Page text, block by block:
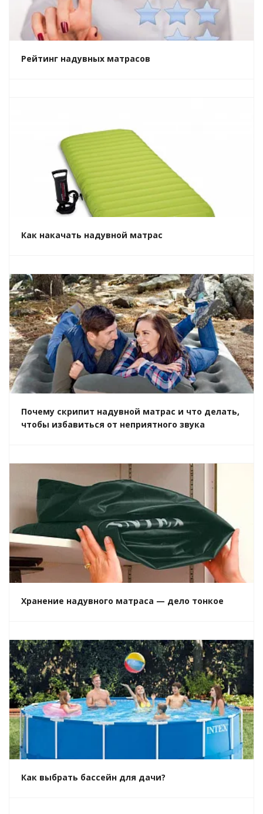
Рейтинг надувных матрасов
Как накачать надувной матрас
Почему скрипит надувной матрас и что делать,
чтобы избавиться от неприятного звука
Хранение надувного матраса — дело тонкое
Как выбрать бассейн для дачи?